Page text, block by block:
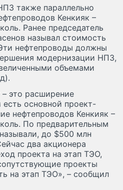
также параллельно
Кенкияк –
Ранее председатель
называл стоимость
нефтепроводы должны
модернизации НПЗ,
объемами
– это расширение
основной проект-
нефтепроводов Кенкияк –
По предварительным
до $500 млн
два акционера
проекта на этап ТЭО,
проекты
на этап ТЭО», – сообщил